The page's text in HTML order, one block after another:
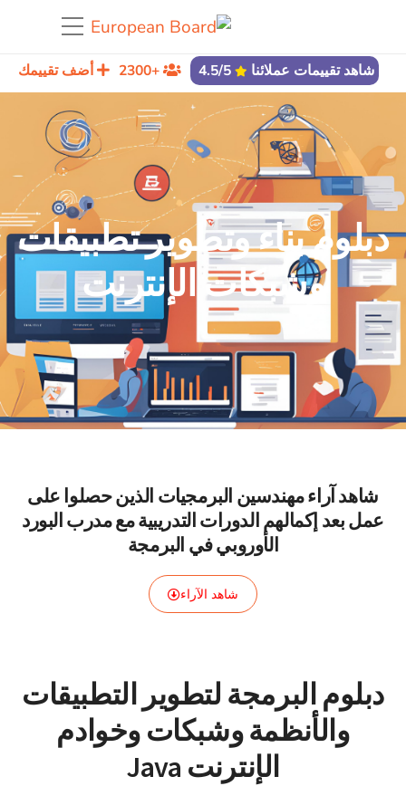
شاهد تقييمات عملائنا +2300 أضف تقييمك
دبلوم بناء وتطوير تطبيقات
وشبكات الإنترنت
شاهد آراء مهندسين البرمجيات الذين حصلوا على
عمل بعد إكمالهم الدورات التدريبية مع مدرب البورد
الأوروبي في البرمجة
شاهد الآراء
دبلوم البرمجة لتطوير التطبيقات
والأنظمة وشبكات وخوادم
الإنترنت Java